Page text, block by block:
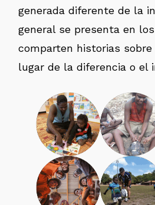
generada diferente de la
general se presenta en
comparten historias
lugar de la diferencia o el